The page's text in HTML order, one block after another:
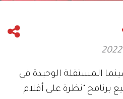
المستقلة الوحيدة في
برنامج "نظرة على أفلام